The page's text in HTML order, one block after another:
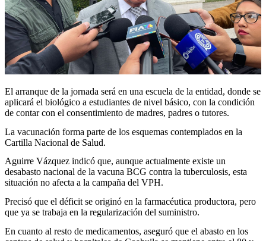
El arranque de la jornada será en una escuela de la entidad, donde se
aplicará el biológico a estudiantes de nivel básico, con la condición
de contar con el consentimiento de madres, padres o tutores.
La vacunación forma parte de los esquemas contemplados en la
Cartilla Nacional de Salud.
Aguirre Vázquez indicó que, aunque actualmente existe un
desabasto nacional de la vacuna BCG contra la tuberculosis, esta
situación no afecta a la campaña del VPH.
Precisó que el déficit se originó en la farmacéutica productora, pero
que ya se trabaja en la regularización del suministro.
En cuanto al resto de medicamentos, aseguró que el abasto en los